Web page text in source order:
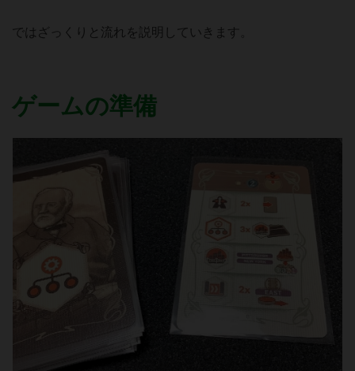
ではざっくりと流れを説明していきます。
ゲームの準備